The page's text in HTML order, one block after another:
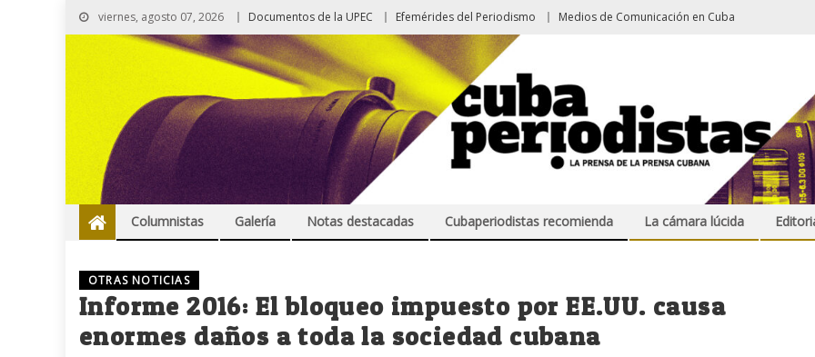
viernes, agosto 07, 2026 Documentos de la UPEC Efemérides del Periodismo Medios de Comunicación en Cuba
Columnistas Galería Notas destacadas Cubaperiodistas recomienda La cámara lúcida
OTRAS NOTICIAS
Informe 2016: El bloqueo impuesto por EE.UU. causa
enormes daños a toda la sociedad cubana